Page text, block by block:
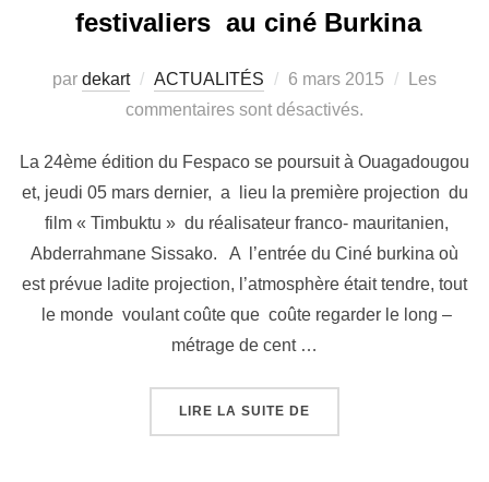
festivaliers au ciné Burkina
par dekart ACTUALITÉS 6 mars 2015
Les
commentaires sont désactivés.
La 24ème édition du Fespaco se poursuit à Ouagadougou
et, jeudi 05 mars dernier, a lieu la première projection du
film « Timbuktu » du réalisateur franco- mauritanien,
Abderrahmane Sissako. A l’entrée du Ciné burkina où
est prévue ladite projection, l’atmosphère était tendre, tout
le monde voulant coûte que coûte regarder le long –
métrage de cent …
LIRE LA SUITE DE